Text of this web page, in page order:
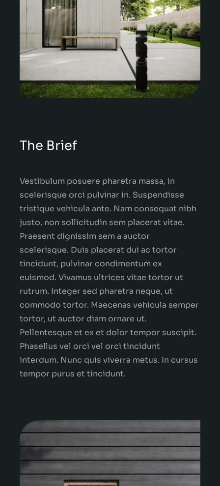
The Brief
Vestibulum posuere pharetra massa, in
scelerisque orci pulvinar in. Suspendisse
tristique vehicula ante. Nam consequat nibh
justo, non sollicitudin sem placerat vitae.
Praesent dignissim sem a auctor
scelerisque. Duis placerat dui ac tortor
tincidunt, pulvinar condimentum ex
euismod. Vivamus ultrices vitae tortor ut
rutrum. Integer sed pharetra neque, ut
commodo tortor. Maecenas vehicula semper
tortor, ut auctor diam ornare ut.
Pellentesque et ex et dolor tempor suscipit.
Phasellus vel orci vel orci tincidunt
interdum. Nunc quis viverra metus. In cursus
tempor purus et tincidunt.